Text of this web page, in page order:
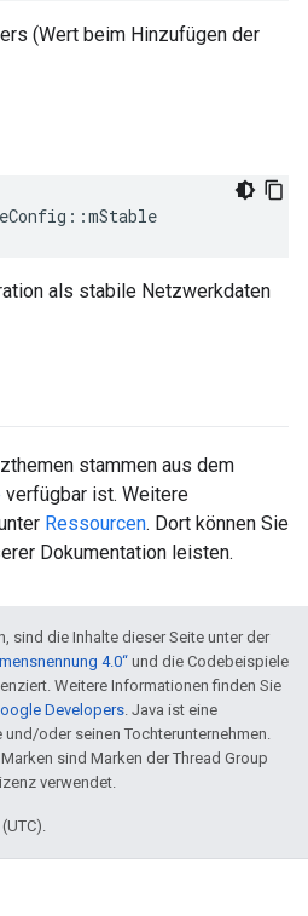
(Wert beim Hinzufügen der
::mStable
als stabile Netzwerkdaten
stammen aus dem
verfügbar ist. Weitere
Ressourcen. Dort können Sie
Dokumentation leisten.
sind die Inhalte dieser Seite unter der
4.0“ und die Codebeispiele
Weitere Informationen finden Sie
Developers. Java ist eine
und/oder seinen Tochterunternehmen.
sind Marken der Thread Group
verwendet.